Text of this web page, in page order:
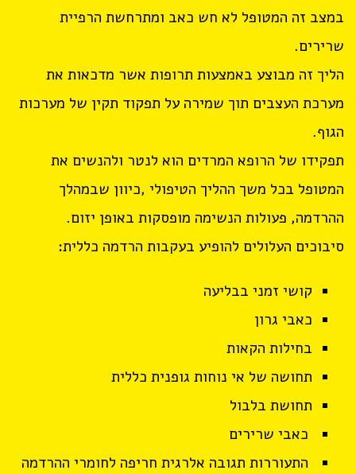
במצב זה המטופל לא חש כאב ומתרחשת הרפיית
שרירים.
הליך זה מבוצע באמצעות תרופות אשר מדכאות את
מערכת העצבים תוך שמירה על תפקוד תקין של מערכות
הגוף.
תפקידו של הרופא המרדים הוא לנטר ולהנשים את
המטופל בכל משך ההליך הטיפולי ,כיוון שבמהלך
ההרדמה, פעולות הנשימה מופסקות באופן יזום.
סיבוכים העלולים להופיע בעקבות הרדמה כללית:
קושי זמני בבליעה
כאבי גרון
בחילות הקאות
תחושה של אי נוחות גופנית כללית
תחושת בלבול
כאבי שרירים
התעוררות תגובה אלרגית חריפה לחומרי ההרדמה